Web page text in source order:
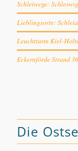
Schleiwege:
Lieblingsorte:
Leuchtturm Kiel-
Eckernförde Strand
Die